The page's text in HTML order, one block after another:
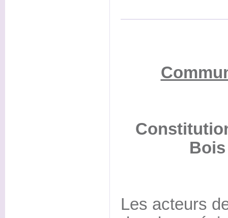
Les acteurs